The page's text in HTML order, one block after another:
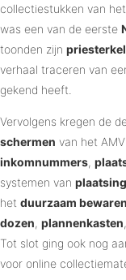
collectiestukken van
was een van de eerste
toonden zijn
verhaal traceren van
gekend heeft.
Vervolgens kregen de
schermen van het
inkomnummers,
systemen van
het duurzaam bewaren
dozen, plannenkasten,
Tot slot ging ook nog
voor online